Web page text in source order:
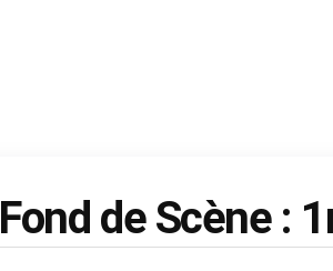
Fond de Scène :